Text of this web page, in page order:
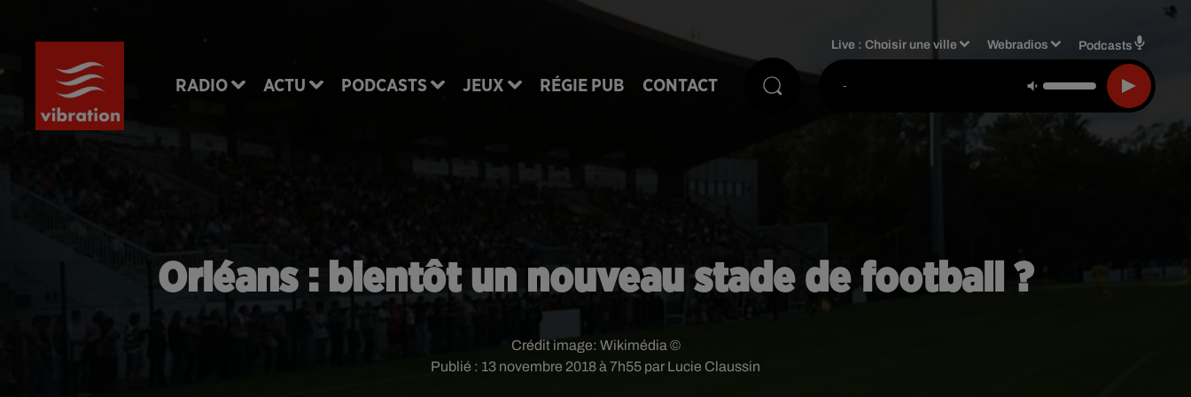
RADIO ACTU PODCASTS JEUX RÉGIE PUB CONTACT
Live :Choisir une ville Webradios Podcasts
-
Orléans : bientôt un nouveau stade de football ?
Publié : 13 novembre 2018 à 7h55 par Lucie Claussin
Crédit image: Wikimédia ©